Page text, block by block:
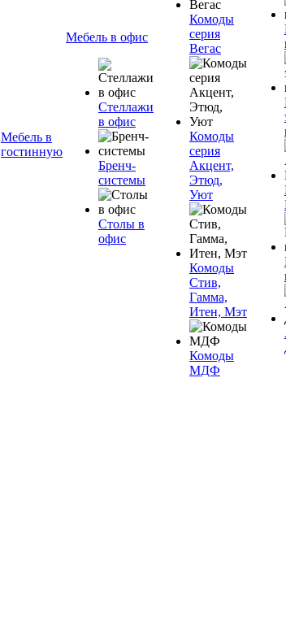
Мебель в
гостинную
Мебель в офис
Стеллажи
в офис
Бренч-
системы
Столы в
офис
Комоды
серия
Вегас
Комоды
серия
Акцент,
Этюд,
Уют
Комоды
Стив,
Гамма,
Итен, Мэт
Комоды
МДФ